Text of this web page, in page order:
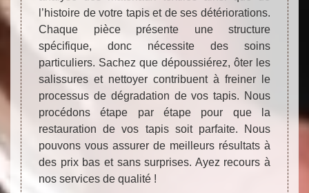
l’histoire de votre tapis et de ses détériorations.
Chaque pièce présente une structure
spécifique, donc nécessite des soins
particuliers. Sachez que dépoussiérez, ôter les
salissures et nettoyer contribuent à freiner le
processus de dégradation de vos tapis. Nous
procédons étape par étape pour que la
restauration de vos tapis soit parfaite. Nous
pouvons vous assurer de meilleurs résultats à
des prix bas et sans surprises. Ayez recours à
nos services de qualité !